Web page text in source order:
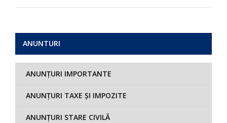
ANUNTURI
ANUNȚURI IMPORTANTE
ANUNȚURI TAXE ȘI IMPOZITE
ANUNȚURI STARE CIVILĂ